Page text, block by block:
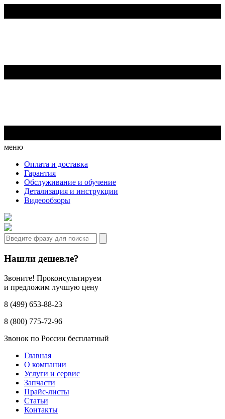
меню
Оплата и доставка
Гарантия
Обслуживание и обучение
Детализация и инструкции
Видеообзоры
Нашли дешевле?
Звоните! Проконсультируем
и предложим лучшую цену
8 (499) 653-88-23
8 (800) 775-72-96
Звонок по России бесплатный
Главная
О компании
Услуги и сервис
Запчасти
Прайс-листы
Статьи
Контакты